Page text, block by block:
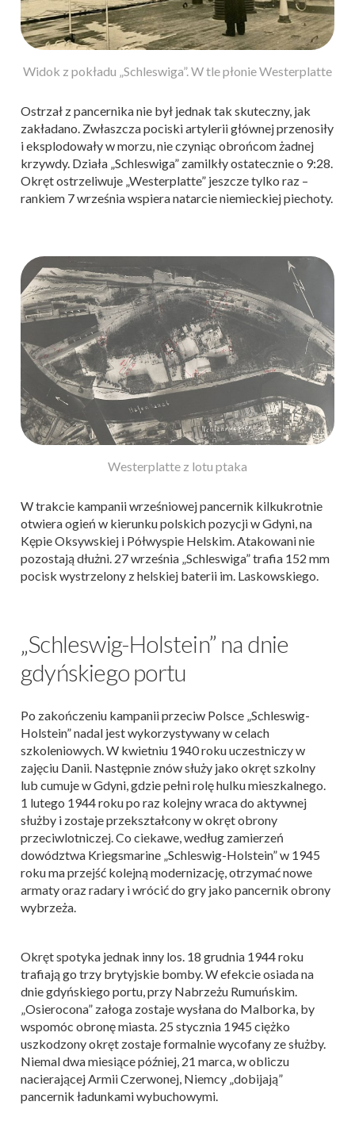
Widok z pokładu „Schleswiga”. W tle płonie Westerplatte
Ostrzał z pancernika nie był jednak tak skuteczny, jak
zakładano. Zwłaszcza pociski artylerii głównej przenosiły
i eksplodowały w morzu, nie czyniąc obrońcom żadnej
krzywdy. Działa „Schleswiga” zamilkły ostatecznie o 9:28.
Okręt ostrzeliwuje „Westerplatte” jeszcze tylko raz –
rankiem 7 września wspiera natarcie niemieckiej piechoty.
Westerplatte z lotu ptaka
W trakcie kampanii wrześniowej pancernik kilkukrotnie
otwiera ogień w kierunku polskich pozycji w Gdyni, na
Kępie Oksywskiej i Półwyspie Helskim. Atakowani nie
pozostają dłużni. 27 września „Schleswiga” trafia 152 mm
pocisk wystrzelony z helskiej baterii im. Laskowskiego.
„Schleswig-Holstein” na dnie
gdyńskiego portu
Po zakończeniu kampanii przeciw Polsce „Schleswig-
Holstein” nadal jest wykorzystywany w celach
szkoleniowych. W kwietniu 1940 roku uczestniczy w
zajęciu Danii. Następnie znów służy jako okręt szkolny
lub cumuje w Gdyni, gdzie pełni rolę hulku mieszkalnego.
1 lutego 1944 roku po raz kolejny wraca do aktywnej
służby i zostaje przekształcony w okręt obrony
przeciwlotniczej. Co ciekawe, według zamierzeń
dowództwa Kriegsmarine „Schleswig-Holstein” w 1945
roku ma przejść kolejną modernizację, otrzymać nowe
armaty oraz radary i wrócić do gry jako pancernik obrony
wybrzeża.
Okręt spotyka jednak inny los. 18 grudnia 1944 roku
trafiają go trzy brytyjskie bomby. W efekcie osiada na
dnie gdyńskiego portu, przy Nabrzeżu Rumuńskim.
„Osierocona” załoga zostaje wysłana do Malborka, by
wspomóc obronę miasta. 25 stycznia 1945 ciężko
uszkodzony okręt zostaje formalnie wycofany ze służby.
Niemal dwa miesiące później, 21 marca, w obliczu
nacierającej Armii Czerwonej, Niemcy „dobijają”
pancernik ładunkami wybuchowymi.